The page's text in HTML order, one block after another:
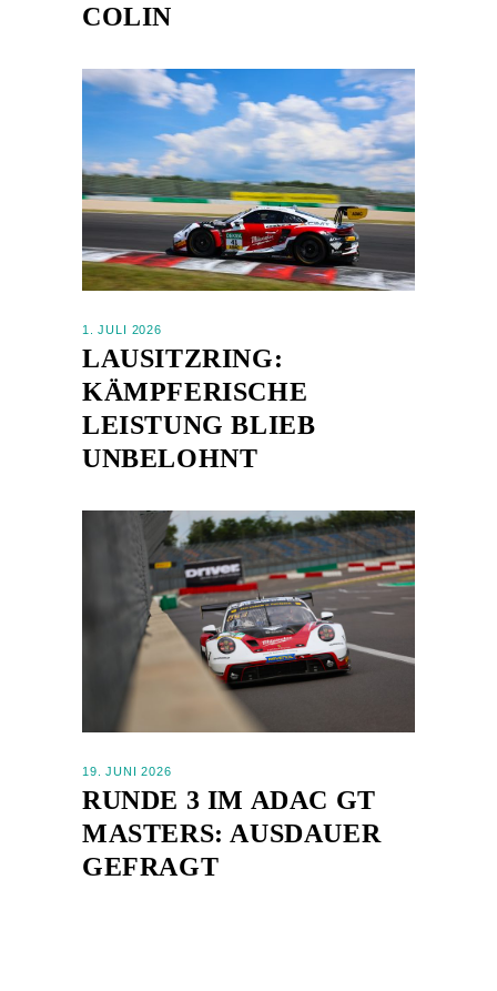
COLIN
1. JULI 2026
LAUSITZRING:
KÄMPFERISCHE
LEISTUNG BLIEB
UNBELOHNT
19. JUNI 2026
RUNDE 3 IM ADAC GT
MASTERS: AUSDAUER
GEFRAGT